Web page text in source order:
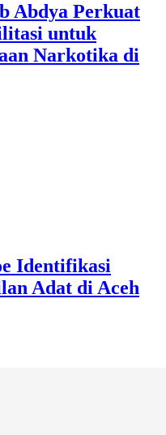
Abdya Perkuat
untuk
Narkotika di
Identifikasi
Adat di Aceh